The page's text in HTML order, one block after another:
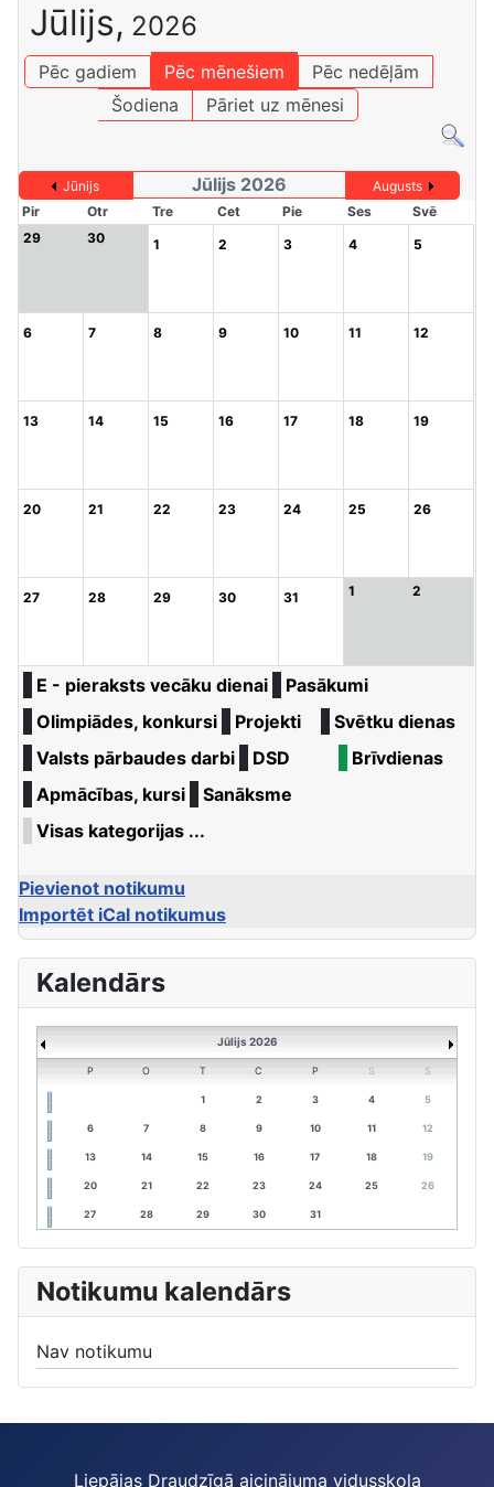
Jūlijs, 2026
Pēc gadiem Pēc mēnešiem
Pēc nedēļām
Šodiena
Pāriet uz mēnesi
Jūnijs Jūlijs 2026
Augusts
Pir
Otr Tre Cet Pie Ses
Svē
29
30 1 2 3 4 5
6 7 8 9 10 11 12
13 14 15 16 17 18 19
20 21 22 23 24 25 26
27 28 29 30 31 1 2
E - pieraksts vecāku dienai
Pasākumi
Olimpiādes, konkursi
Projekti
Svētku dienas
Valsts pārbaudes darbi
DSD
Brīvdienas
Apmācības, kursi
Sanāksme
Visas kategorijas ...
Pievienot notikumu
Importēt iCal notikumus
Kalendārs
Jūlijs 2026
P O T C P S S
1 2 3 4 5
6 7 8 9 10 11 12
13 14 15 16 17 18 19
20 21 22 23 24 25 26
27 28 29 30 31
Notikumu kalendārs
Nav notikumu
Liepājas Draudzīgā aicinājuma vidusskola